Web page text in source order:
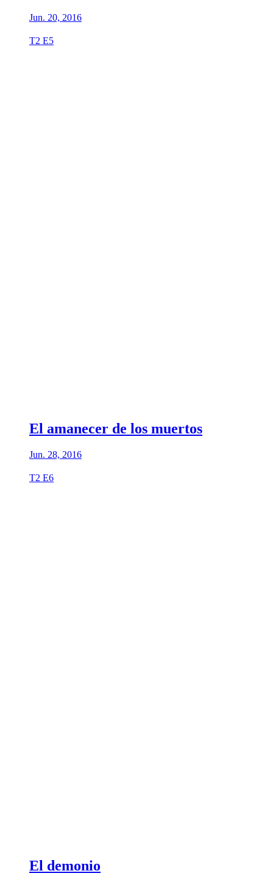
Jun. 20, 2016
T2 E5
El amanecer de los muertos
Jun. 28, 2016
T2 E6
El demonio